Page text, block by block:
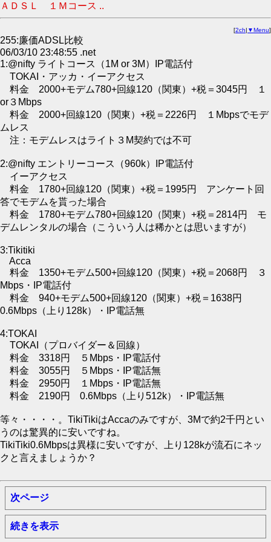
ＡＤＳＬ １Ｍコース ..
[2ch| ▼Menu]
255:廉価ADSL比較
06/03/10 23:48:55 .net
1:@nifty ライトコース（1M or 3M）IP電話付
TOKAI・アッカ・イーアクセス
料金 2000+モデム780+回線120（関東）+税＝3045円 １
or３Mbps
料金 2000+回線120（関東）+税＝2226円 １Mbpsでモデ
ムレス
注：モデムレスはライト３M契約では不可
2:@nifty エントリーコース（960k）IP電話付
イーアクセス
料金 1780+回線120（関東）+税＝1995円 アンケート回
答でモデムを貰った場合
料金 1780+モデム780+回線120（関東）+税＝2814円 モ
デムレンタルの場合（こういう人は稀かとは思いますが）
3:Tikitiki
Acca
料金 1350+モデム500+回線120（関東）+税＝2068円 ３
Mbps・IP電話付
料金 940+モデム500+回線120（関東）+税＝1638円
0.6Mbps（上り128k）・IP電話無
4:TOKAI
TOKAI（プロバイダー＆回線）
料金 3318円 ５Mbps・IP電話付
料金 3055円 ５Mbps・IP電話無
料金 2950円 １Mbps・IP電話無
料金 2190円 0.6Mbps（上り512k）・IP電話無
等々・・・・。TikiTikiはAccaのみですが、3Mで約2千円とい
うのは驚異的に安いですね。
TikiTiki0.6Mbpsは異様に安いですが、上り128kが流石にネッ
クと言えましょうか？
次ページ
続きを表示